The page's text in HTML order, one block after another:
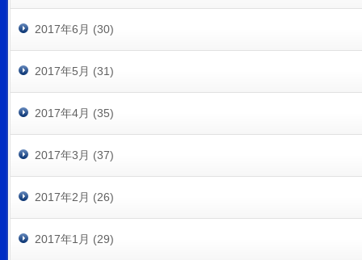
2017年6月 (30)
2017年5月 (31)
2017年4月 (35)
2017年3月 (37)
2017年2月 (26)
2017年1月 (29)